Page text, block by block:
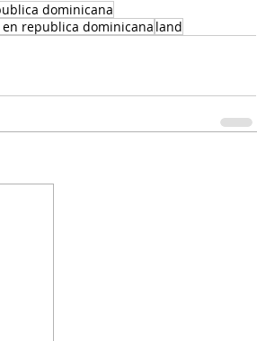
dominicana
republica dominicana land